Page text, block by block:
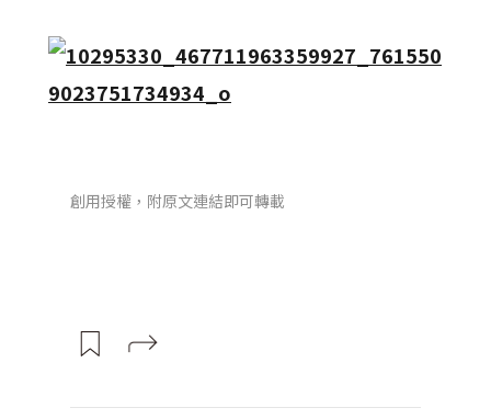
創用授權，附原文連結即可轉載